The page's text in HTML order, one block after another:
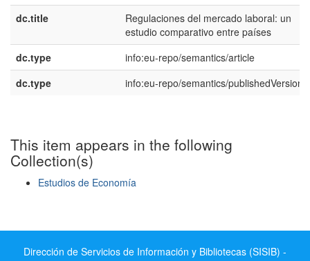
dc.title
Regulaciones del mercado laboral: un
estudio comparativo entre países
dc.type
info:eu-repo/semantics/article
dc.type
info:eu-repo/semantics/publishedVersion
This item appears in the following
Collection(s)
Estudios de Economía
Dirección de Servicios de Información y Bibliotecas (SISIB) -